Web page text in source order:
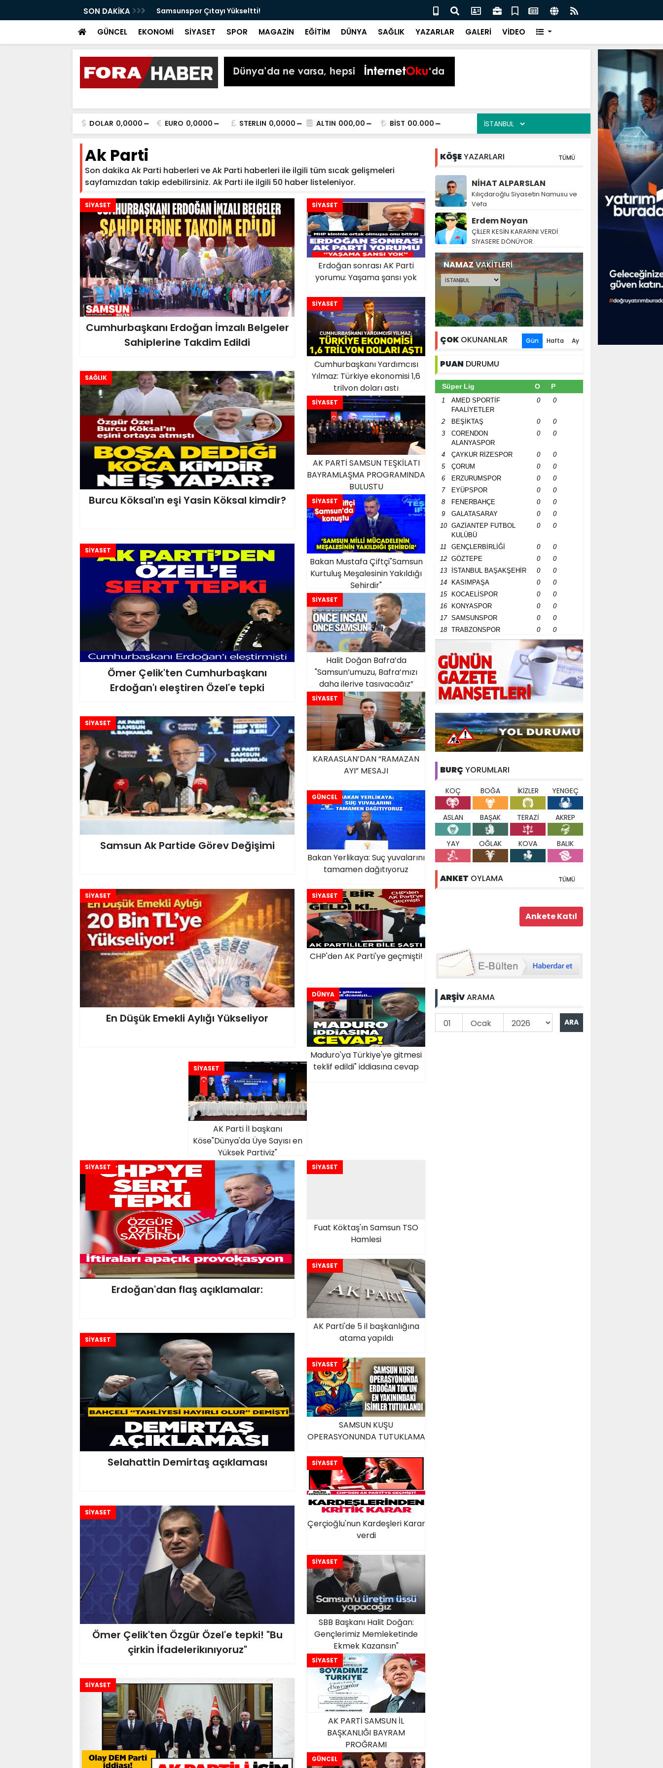
SON DAKİKA
Bir Tekkeköy İçin Çalışıyoruz" Samsunspor Çıtayı Yükseltti! Başkan Kurnaz: İlkadım’da Gönüllere Dokunuyoruz
GÜNCEL EKONOMİ SİYASET SPOR MAGAZİN EĞİTİM DÜNYA SAĞLIK YAZARLAR GALERİ VİDEO
DOLAR 0,0000 EURO 0,0000 STERLIN 0,0000 ALTIN 000,00 BİST 00.000
Ak Parti
Son dakika Ak Parti haberleri ve Ak Parti haberleri ile ilgili tüm sıcak gelişmeleri
sayfamızdan takip edebilirsiniz. Ak Parti ile ilgili 50 haber listeleniyor.
SİYASET
Cumhurbaşkanı Erdoğan İmzalı Belgeler
Sahiplerine Takdim Edildi
SİYASET
Erdoğan sonrası AK Parti
yorumu: Yaşama şansı yok
SİYASET
Cumhurbaşkanı Yardımcısı
Yılmaz: Türkiye ekonomisi 1,6
trilyon doları aştı
SAĞLIK
Burcu Köksal'ın eşi Yasin Köksal kimdir?
SİYASET
AK PARTİ SAMSUN TEŞKİLATI
BAYRAMLAŞMA PROGRAMINDA
BULUŞTU
SİYASET
Bakan Mustafa Çiftçi"Samsun
Kurtuluş Meşalesinin Yakıldığı
Şehirdir"
SİYASET
Ömer Çelik'ten Cumhurbaşkanı
Erdoğan'ı eleştiren Özel'e tepki
SİYASET
Halit Doğan Bafra’da
"Samsun’umuzu, Bafra’mızı
daha ileriye taşıyacağız”
SİYASET
KARAASLAN’DAN “RAMAZAN
AYI” MESAJI
SİYASET
Samsun Ak Partide Görev Değişimi
GÜNCEL
Bakan Yerlikaya: Suç yuvalarını
tamamen dağıtıyoruz
SİYASET
CHP'den AK Parti'ye geçmişti!
SİYASET
En Düşük Emekli Aylığı Yükseliyor
DÜNYA
Maduro'ya Türkiye'ye gitmesi
teklif edildi" iddiasına cevap
SİYASET
AK Parti İl başkanı
Köse"Dünya'da Üye Sayısı en
Yüksek Partiyiz"
SİYASET
Erdoğan'dan flaş açıklamalar:
SİYASET
Fuat Köktaş'ın Samsun TSO
Hamlesi
SİYASET
AK Parti'de 5 il başkanlığına
atama yapıldı
SİYASET
Selahattin Demirtaş açıklaması
SİYASET
SAMSUN KUŞU
OPERASYONUNDA TUTUKLAMA
SİYASET
Çerçioğlu'nun Kardeşleri Karar
verdi
SİYASET
Ömer Çelik'ten Özgür Özel'e tepki! "Bu
çirkin İfadelerikınıyoruz"
SİYASET
SBB Başkanı Halit Doğan:
Gençlerimiz Memleketinde
Ekmek Kazansın"
SİYASET
AK PARTİ SAMSUN İL
BAŞKANLIĞI BAYRAM
PROĞRAMI
SİYASET
GÜNCEL
KÖŞEYAZARLARI TÜMÜ
NİHAT ALPARSLAN
Kılıçdaroğlu Siyasetin Namusu ve
Vefa
Erdem Noyan
ÇİLLER KESİN KARARINI VERDİ
SİYASERE DÖNÜYOR.
NAMAZVAKİTLERİ
ÇOK OKUNANLAR Gün Hafta Ay
PUAN DURUMU
Süper Lig O P
1
AMED SPORTİF
FAALİYETLER
0 0
2 BEŞİKTAŞ 0
0
3
CORENDON
ALANYASPOR
0 0
4 ÇAYKUR RİZESPOR 0
0
5
ÇORUM 0
0
6
ERZURUMSPOR 0
0
7
EYÜPSPOR 0
0
8
FENERBAHÇE 0
0
9
GALATASARAY 0
0
10
GAZİANTEP FUTBOL
KULÜBÜ
0 0
11 GENÇLERBİRLİĞİ 0
0
12
GÖZTEPE 0
0
13
İSTANBUL BAŞAKŞEHİR 0
0
14
KASIMPAŞA 0
0
15
KOCAELİSPOR 0
0
16
KONYASPOR 0
0
17
SAMSUNSPOR 0
0
18
TRABZONSPOR 0 0
BURÇ YORUMLARI
KOÇ BOĞA İKİZLER YENGEÇ
ASLAN BAŞAK TERAZİ AKREP
YAY OĞLAK KOVA BALIK
ANKET OYLAMA TÜMÜ
ARŞİVARAMA